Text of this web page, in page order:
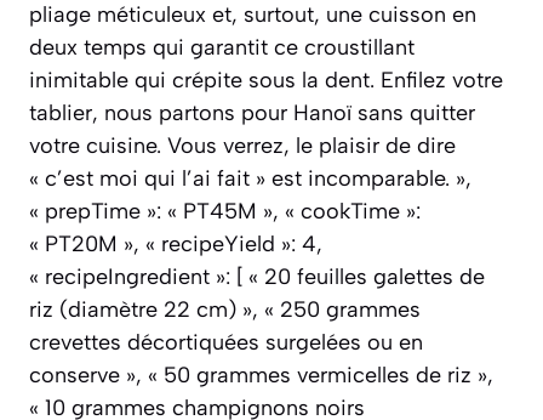
pliage méticuleux et, surtout, une cuisson en
deux temps qui garantit ce croustillant
inimitable qui crépite sous la dent. Enfilez votre
tablier, nous partons pour Hanoï sans quitter
votre cuisine. Vous verrez, le plaisir de dire
« c’est moi qui l’ai fait » est incomparable. »,
« prepTime »: « PT45M », « cookTime »:
« PT20M », « recipeYield »: 4,
« recipeIngredient »: [ « 20 feuilles galettes de
riz (diamètre 22 cm) », « 250 grammes
crevettes décortiquées surgelées ou en
conserve », « 50 grammes vermicelles de riz »,
« 10 grammes champignons noirs